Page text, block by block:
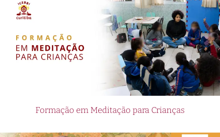
Formação em Meditação para Crianças